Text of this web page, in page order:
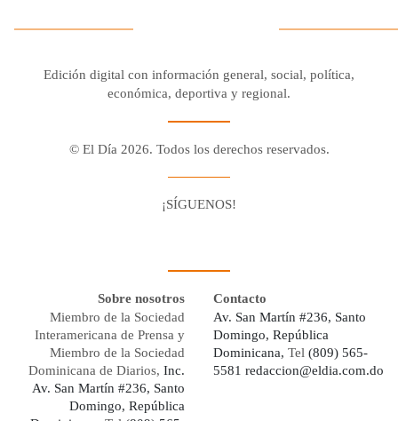
Edición digital con información general, social, política,
económica, deportiva y regional.
© El Día 2026. Todos los derechos reservados.
¡SÍGUENOS!
Sobre nosotros
Miembro de la Sociedad
Interamericana de Prensa y
Miembro de la Sociedad
Dominicana de Diarios, Inc.
Av. San Martín #236, Santo
Domingo, República
Contacto
Av. San Martín #236, Santo
Domingo, República
Dominicana, Tel (809) 565-
5581 redaccion@eldia.com.do